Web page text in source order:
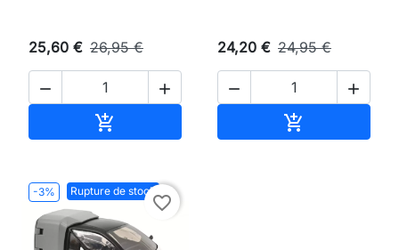
25,60 € 26,95 €
 

24,20 € 24,95 €
 

-3% Rupture de stock
favorite_border